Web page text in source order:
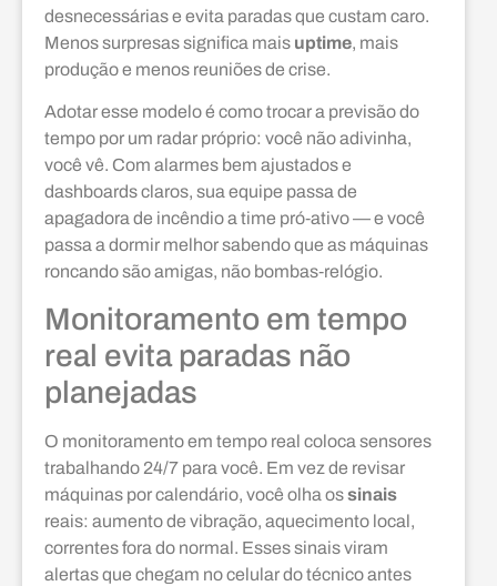
desnecessárias e evita paradas que custam caro.
Menos surpresas significa mais uptime, mais
produção e menos reuniões de crise.
Adotar esse modelo é como trocar a previsão do
tempo por um radar próprio: você não adivinha,
você vê. Com alarmes bem ajustados e
dashboards claros, sua equipe passa de
apagadora de incêndio a time pró‑ativo — e você
passa a dormir melhor sabendo que as máquinas
roncando são amigas, não bombas‑relógio.
Monitoramento em tempo
real evita paradas não
planejadas
O monitoramento em tempo real coloca sensores
trabalhando 24/7 para você. Em vez de revisar
máquinas por calendário, você olha ossinais
reais: aumento de vibração, aquecimento local,
correntes fora do normal. Esses sinais viram
alertas que chegam no celular do técnico antes